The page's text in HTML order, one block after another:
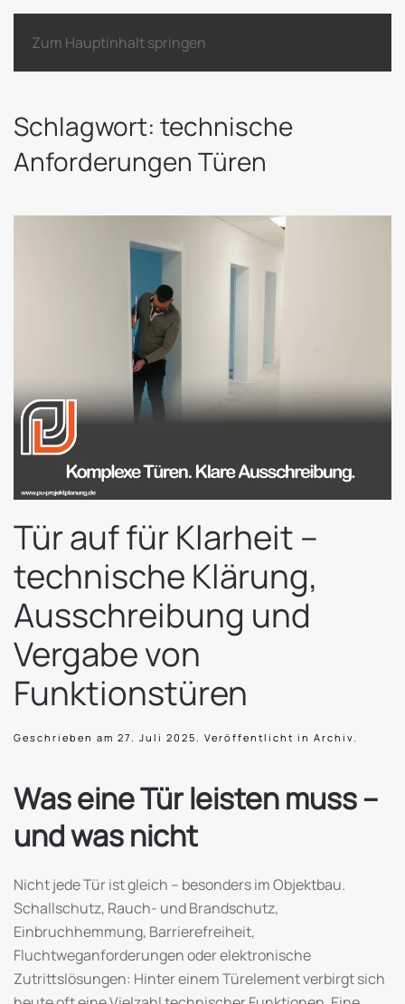
Zum Hauptinhalt springen
Schlagwort: technische
Anforderungen Türen
Tür auf für Klarheit –
technische Klärung,
Ausschreibung und
Vergabe von
Funktionstüren
Geschrieben am 27. Juli 2025 . Veröffentlicht in Archiv
Was eine Tür leisten muss –
und was nicht
Nicht jede Tür ist gleich – besonders im Objektbau.
Schallschutz, Rauch- und Brandschutz,
Einbruchhemmung, Barrierefreiheit,
Fluchtweganforderungen oder elektronische
Zutrittslösungen: Hinter einem Türelement verbirgt sich